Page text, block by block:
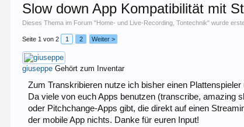
Slow down App Kompatibilität mit
Dieses Thema im Forum "Home- und Live-Recording, Tontechnik" wurde
Seite 1 von 2 1 2 Weiter >
giuseppe Gehört zum Inventar
Zum Transkribieren nutze ich bisher einen
Da viele von euch Apps benutzen (transcribe, amazing
oder Pitchchange-Apps gibt, die direkt auf einen
der mobile App nichts. Danke für euren Input!